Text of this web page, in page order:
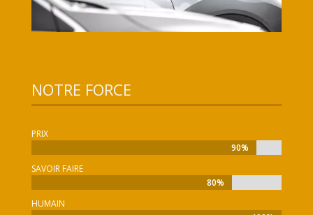
NOTRE FORCE
PRIX
90%
90%
SAVOIR FAIRE
80%
80%
HUMAIN